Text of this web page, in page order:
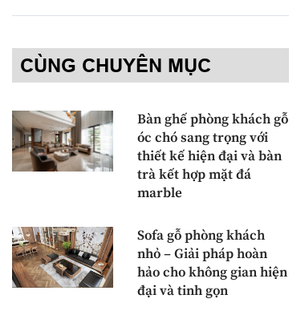
CÙNG CHUYÊN MỤC
Bàn ghế phòng khách gỗ
óc chó sang trọng với
thiết kế hiện đại và bàn
trà kết hợp mặt đá
marble
Sofa gỗ phòng khách
nhỏ – Giải pháp hoàn
hảo cho không gian hiện
đại và tinh gọn